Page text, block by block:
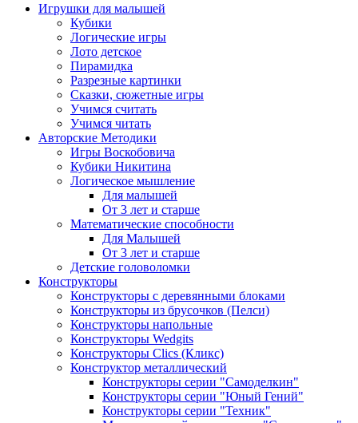
Игрушки для малышей
Кубики
Логические игры
Лото детское
Пирамидка
Разрезные картинки
Сказки, сюжетные игры
Учимся считать
Учимся читать
Авторские Методики
Игры Воскобовича
Кубики Никитина
Логическое мышление
Для малышей
От 3 лет и старше
Математические способности
Для Малышей
От 3 лет и старше
Детские головоломки
Конструкторы
Конструкторы с деревянными блоками
Конструкторы из брусочков (Пелси)
Конструкторы напольные
Конструкторы Wedgits
Конструкторы Clics (Кликс)
Конструктор металлический
Конструкторы серии "Самоделкин"
Конструкторы серии "Юный Гений"
Конструкторы серии "Техник"